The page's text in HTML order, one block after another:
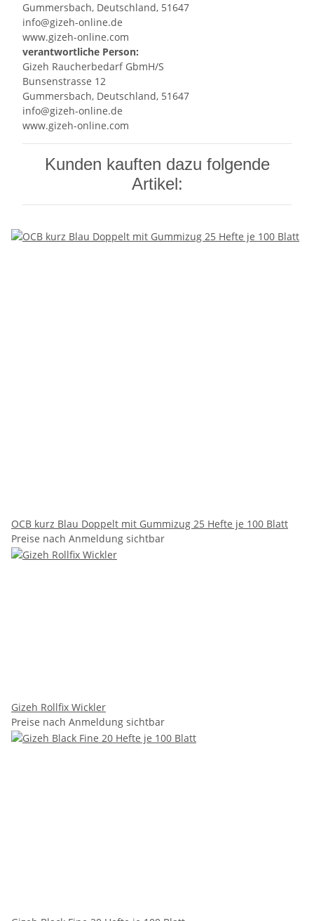
Gummersbach, Deutschland, 51647
info@gizeh-online.de
www.gizeh-online.com
verantwortliche Person:
Gizeh Raucherbedarf GbmH/S
Bunsenstrasse 12
Gummersbach, Deutschland, 51647
info@gizeh-online.de
www.gizeh-online.com
Kunden kauften dazu folgende
Artikel:
OCB kurz Blau Doppelt mit Gummizug 25 Hefte je 100 Blatt
Preise nach Anmeldung sichtbar
Gizeh Rollfix Wickler
Preise nach Anmeldung sichtbar